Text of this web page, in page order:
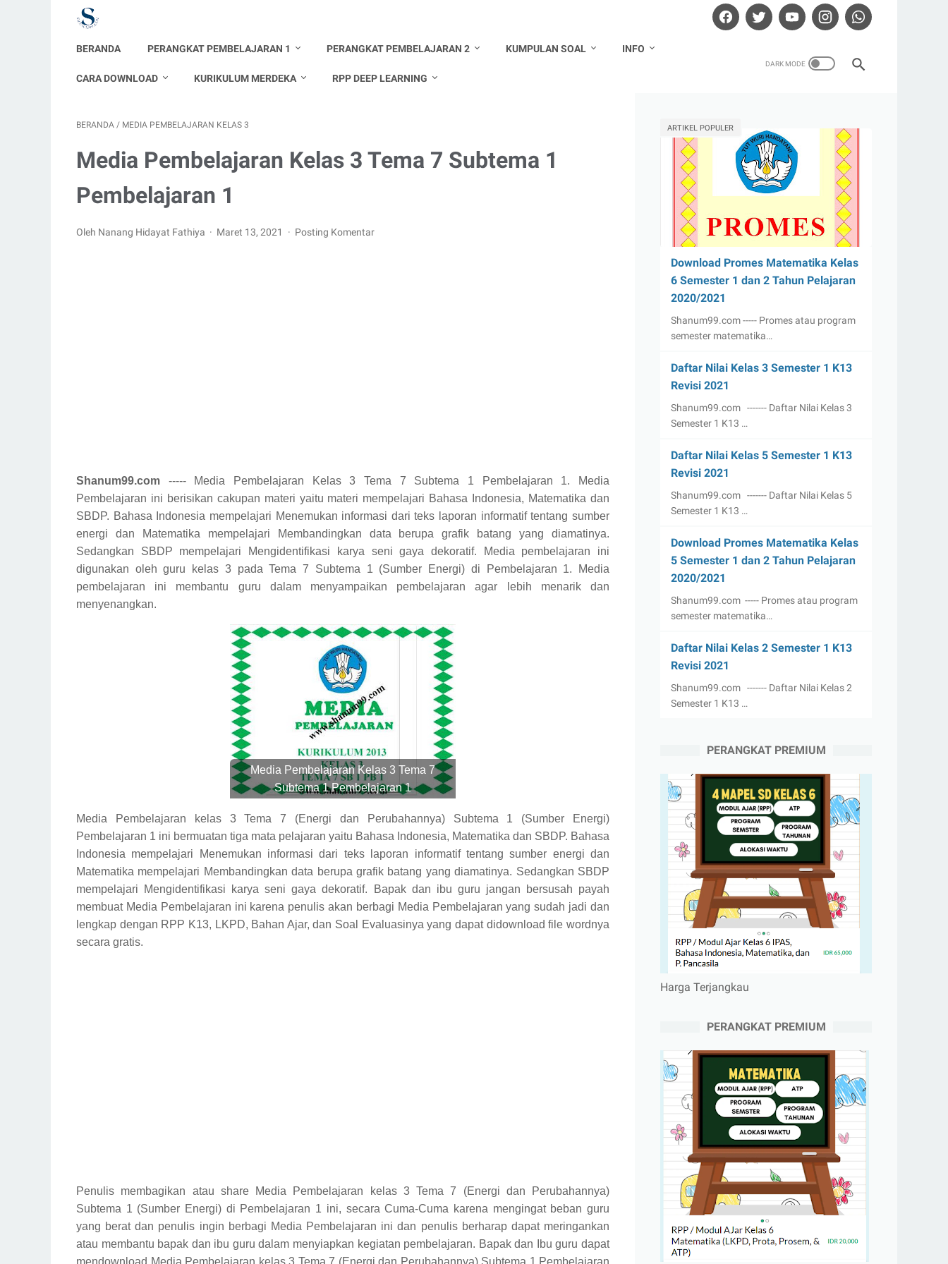
BERANDA PERANGKAT PEMBELAJARAN 1 PERANGKAT PEMBELAJARAN 2 KUMPULAN SOAL INFO
CARA DOWNLOAD KURIKULUM MERDEKA RPP DEEP LEARNING
BERANDA / MEDIA PEMBELAJARAN KELAS 3
Media Pembelajaran Kelas 3 Tema 7 Subtema 1
Pembelajaran 1
Oleh Nanang Hidayat Fathiya Maret 13, 2021 Posting Komentar
Shanum99.com ----- Media Pembelajaran Kelas 3 Tema 7 Subtema 1 Pembelajaran 1. Media
Pembelajaran ini berisikan cakupan materi yaitu materi mempelajari Bahasa Indonesia, Matematika dan
SBDP. Bahasa Indonesia mempelajari Menemukan informasi dari teks laporan informatif tentang sumber
energi
dan Matematika mempelajari Membandingkan data berupa grafik batangyang diamatinya.
Sedangkan SBDP mempelajari
Mengidentifikasi karya seni gaya dekoratif. Media pembelajaran ini
digunakan oleh guru kelas 3 pada Tema 7 Subtema 1 (Sumber Energi) di Pembelajaran 1. Media
pembelajaran ini membantu guru dalam menyampaikan pembelajaran agar lebih menarik dan
menyenangkan.
Media Pembelajaran Kelas 3 Tema 7
Subtema 1 Pembelajaran 1
Media Pembelajaran kelas 3 Tema 7 (Energi dan Perubahannya) Subtema 1 (Sumber Energi)
Pembelajaran 1 ini bermuatan tiga mata pelajaran yaitu Bahasa Indonesia, Matematika dan SBDP. Bahasa
Indonesia mempelajari
Menemukan informasi dari teks laporan informatif tentang sumber energi dan
Matematika mempelajari Membandingkan data berupa grafik batang yang diamatinya. Sedangkan SBDP
mempelajari
Mengidentifikasi karya seni gaya dekoratif. Bapak dan ibu guru jangan bersusah payah
membuat Media Pembelajaran ini karena penulis akan berbagi Media Pembelajaran yang sudah jadi dan
lengkap dengan RPP K13, LKPD, Bahan Ajar, dan Soal Evaluasinya yang dapat didownload file wordnya
secara gratis.
Penulis membagikan atau share Media Pembelajaran kelas 3 Tema 7 (Energi dan Perubahannya)
Subtema 1 (Sumber Energi) di Pembelajaran 1 ini, secara Cuma-Cuma karena mengingat beban guru
yang berat dan penulis ingin berbagi Media Pembelajaran ini dan penulis berharap dapat meringankan
atau membantu bapak dan ibu guru dalam menyiapkan kegiatan pembelajaran. Bapak dan Ibu guru dapat
mendownload Media Pembelajaran kelas 3 Tema 7 (Energi dan Perubahannya) Subtema 1 Pembelajaran
ARTIKEL POPULER
Download Promes Matematika Kelas
6 Semester 1 dan 2 Tahun Pelajaran
2020/2021
Shanum99.com ----- Promes atau program
semester matematika…
Daftar Nilai Kelas 3 Semester 1 K13
Revisi 2021
Shanum99.com ------- Daftar Nilai Kelas 3
Semester 1 K13 …
Daftar Nilai Kelas 5 Semester 1 K13
Revisi 2021
Shanum99.com ------- Daftar Nilai Kelas 5
Semester 1 K13 …
Download Promes Matematika Kelas
5 Semester 1 dan 2 Tahun Pelajaran
2020/2021
Shanum99.com ----- Promes atau program
semester matematika…
Daftar Nilai Kelas 2 Semester 1 K13
Revisi 2021
Shanum99.com ------- Daftar Nilai Kelas 2
Semester 1 K13 …
PERANGKAT PREMIUM
Harga Terjangkau
PERANGKAT PREMIUM